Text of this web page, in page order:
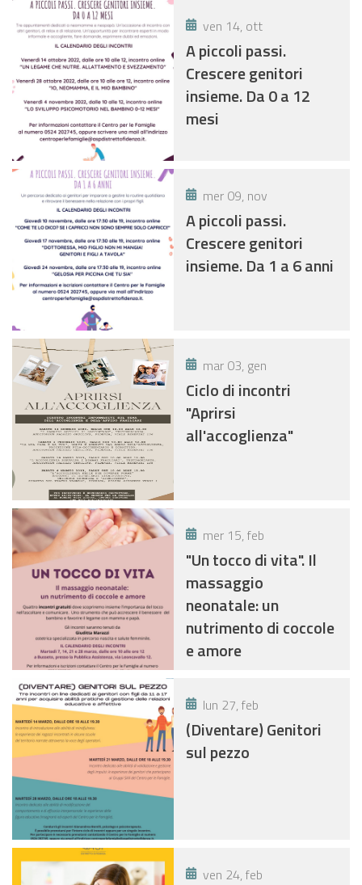
ven 14, ott
A piccoli passi.
Crescere genitori
insieme. Da 0 a 12
mesi
mer 09, nov
A piccoli passi.
Crescere genitori
insieme. Da 1 a 6 anni
mar 03, gen
Ciclo di incontri
"Aprirsi
all'accoglienza"
mer 15, feb
"Un tocco di vita". Il
massaggio
neonatale: un
nutrimento di coccole
e amore
lun 27, feb
(Diventare) Genitori
sul pezzo
ven 24, feb